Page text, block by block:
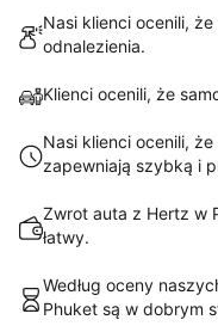
Nasi klienci ocenili,
odnalezienia.
Klienci ocenili, że
Nasi klienci ocenili,
zapewniają szybką i
Zwrot auta z Hertz w
łatwy.
Według oceny
Phuket są w dobrym